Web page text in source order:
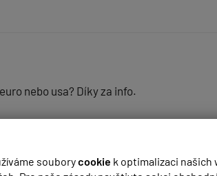
souborycookie k optimalizaci našich
nebo usa? Díky za info.
bd)